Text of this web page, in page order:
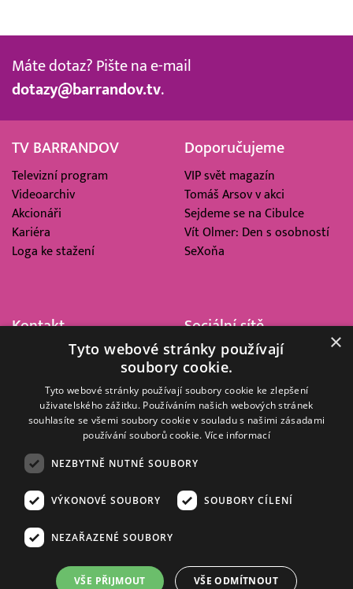
Máte dotaz? Pište na e-mail
dotazy@barrandov.tv.
TV BARRANDOV
Televizní program
Videoarchiv
Akcionáři
Kariéra
Loga ke stažení
Doporučujeme
VIP svět magazín
Tomáš Arsov v akci
Sejdeme se na Cibulce
Vít Olmer: Den s osobností
SeXoňa
Kontakt
Barrandov Televizní Studio,
Kříženeckého nám. 322
152 00 Praha 5
IČ 416 93 311
Sociální sítě
© 2008–2026 EMPRESA MEDIA, a.s. Všechna práva vyhrazena.
Zásady ochrany osobních a dalších zpracovávaných údajů
Informace o měření sledovanosti videa ve video archivu
×
Tyto webové stránky používají
soubory cookie.
Tyto webové stránky používají soubory cookie ke zlepšení
uživatelského zážitku. Používáním našich webových stránek
souhlasíte se všemi soubory cookie v souladu s našimi zásadami
používání souborů cookie. Více informací
NEZBYTNĚ NUTNÉ SOUBORY
VÝKONOVÉ SOUBORY SOUBORY CÍLENÍ
NEZAŘAZENÉ SOUBORY
VŠE PŘIJMOUT VŠE ODMÍTNOUT